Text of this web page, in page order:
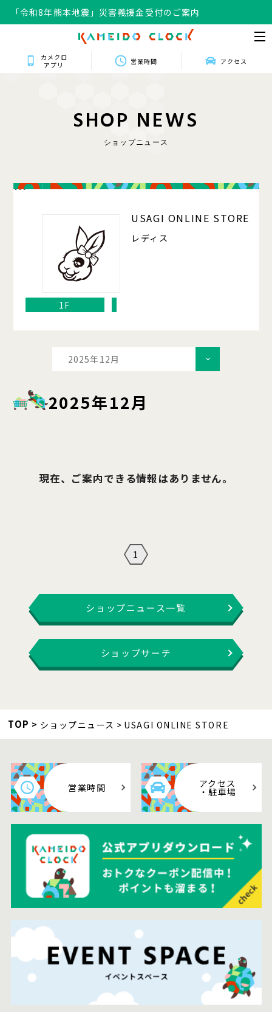
「令和8年熊本地震」災害義援金受付のご案内
カメクロ
アプリ
営業時間 アクセス
SHOP NEWS
ショップニュース
111
USAGI ONLINE STORE
レディス
1F
2025年12月
2025年12月
現在、ご案内できる情報はありません。
1
ショップニュース一覧
ショップサーチ
TOP ショップニュース USAGI ONLINE STORE
営業時間 アクセス
・駐車場